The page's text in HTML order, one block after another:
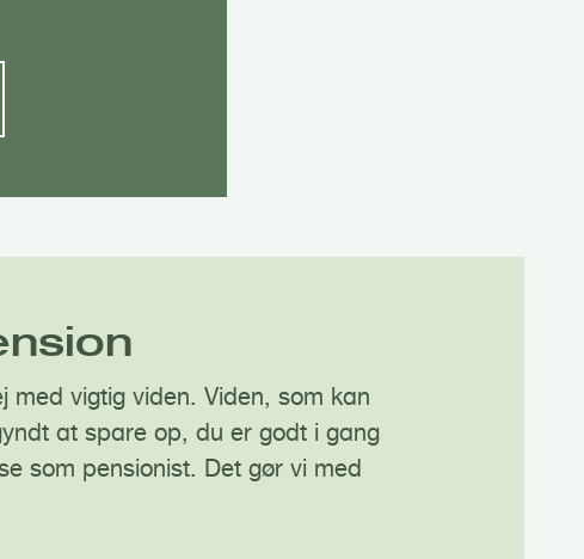
vigtig viden. Viden, som kan
at spare op, du er godt i gang
som pensionist. Det gør vi med